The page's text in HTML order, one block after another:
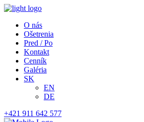
O nás
Ošetrenia
Pred / Po
Kontakt
Cenník
Galéria
SK
EN
DE
+421 911 642 577